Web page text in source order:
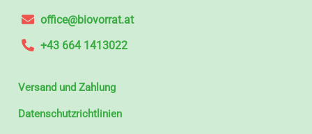
office@biovorrat.at
+43 664 1413022
Versand und Zahlung
Datenschutzrichtlinien